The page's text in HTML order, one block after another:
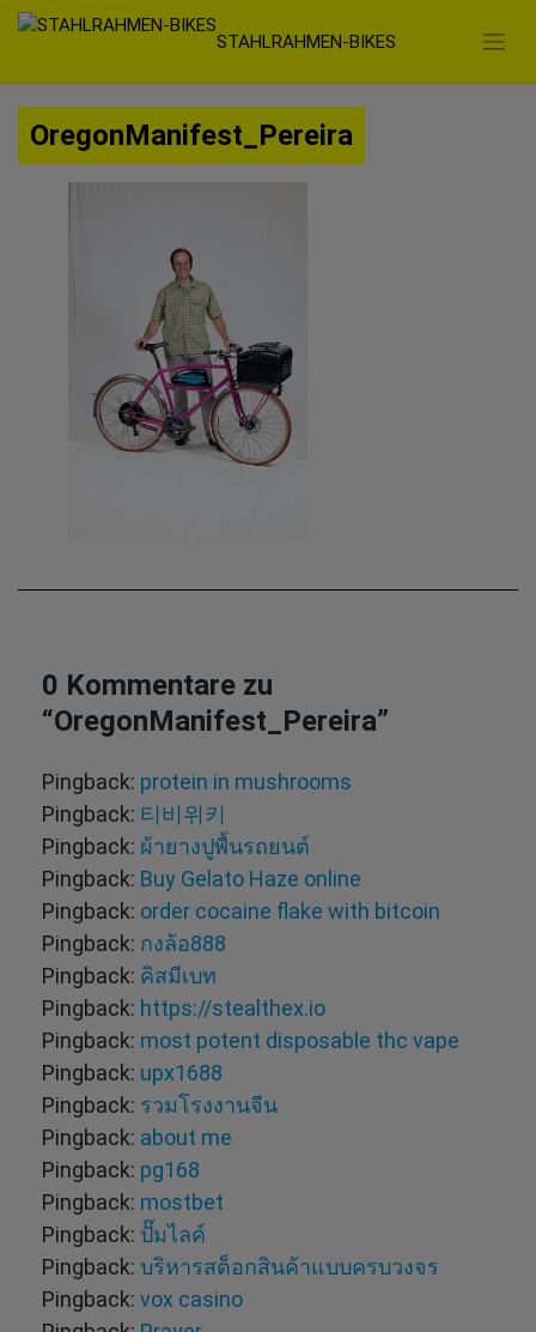
Zum
springen
STAHLRAHMEN-BIKES
OregonManifest_Pereira
0 Kommentare zu
“OregonManifest_Pereira”
Pingback: protein in mushrooms
Pingback: 티비위키
Pingback: ผ้ายางปูพื้นรถยนต์
Pingback: Buy Gelato Haze online
Pingback: order cocaine flake with bitcoin
Pingback: กงล้อ888
Pingback: คิสมีเบท
Pingback: https://stealthex.io
Pingback: most potent disposable thc vape
Pingback: upx1688
Pingback: รวมโรงงานจีน
Pingback: about me
Pingback: pg168
Pingback: mostbet
Pingback: ปั๊มไลค์
Pingback: บริหารสต็อกสินค้าแบบครบวงจร
Pingback: vox casino